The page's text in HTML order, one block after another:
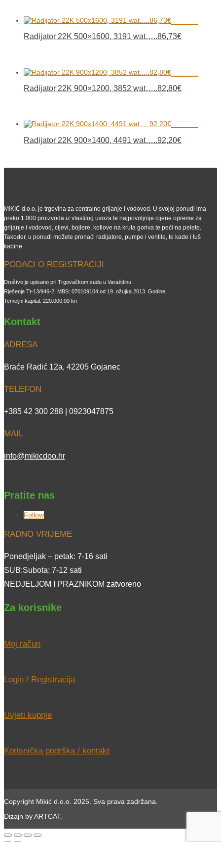
Radijator 22K 500×1600, 3191 wat…..86,73€
Radijator 22K 900×1200, 3852 wat…..82,80€
Radijator 22K 900×1400, 4491 wat…..92,20€
MIKIĆ d.o.o. je trgovina za centralno grijanje i vodovod. U svojoj ponudi ima
preko 1.000 proizvoda iz vlastitog uvoza te najpovoljnije cijene opreme za
grijanje i vodovod, cijevi, bojlere, kotlove na kruta goriva te peći na pelete.
Također, u ponudi možete pronaći radijatore, pumpe i ventile, te kade i tuš
kabine.
PODACI O REGISTRACIJI
Društvo je upisano pri Trgovačkom sudu u Varaždinu,
Rješenje Tt-13/946-2, MBS: 070109104 od 19. ožujka 2013. Godine.
Temeljni kapital: 220.000,00 kn
Kontakt
ADRESA
Braće Radić 12a, 42205 Gojanec
TELEFON
+385 42 300 288 | 0923047875
MAIL
info@mikicdoo.hr
Pratite nas
Follow
RADNO VRIJEME
Ponedjeljak – petak: 7-16 sati
SUB:Subota: 7-12 sati
NEDJELJOM I PRAZNIKOM zatvoreno
Za korisnike
Moj račun
Login / Registracija
Uvjeti kupnje
Korisnička podrška / kontakt
Copyright Mikić d.o.o. 2025. Sva prava zadržana.
Dizajn by ARTCAT.